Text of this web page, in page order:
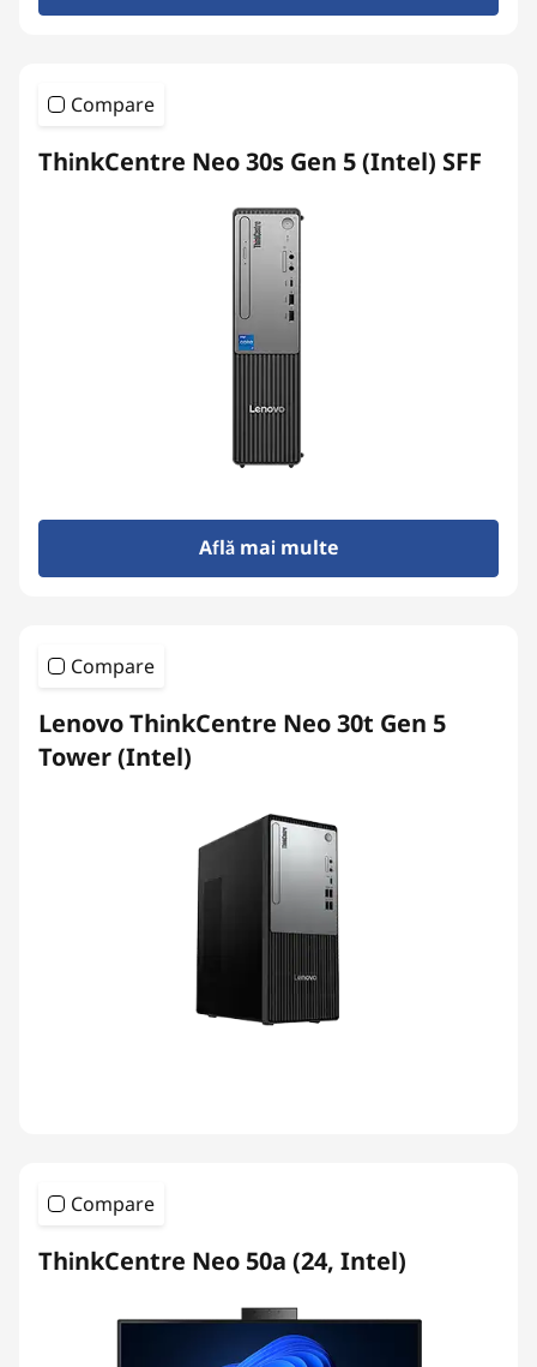
Compare
ThinkCentre Neo 30s Gen 5 (Intel) SFF
Află mai multe
Compare
Lenovo ThinkCentre Neo 30t Gen 5
Tower (Intel)
Compare
ThinkCentre Neo 50a (24, Intel)